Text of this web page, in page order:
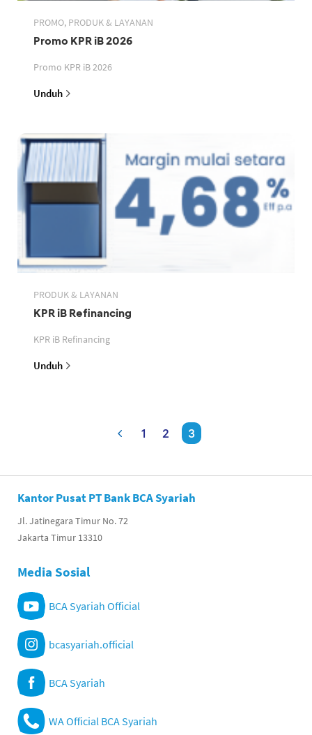
PROMO, PRODUK & LAYANAN
Promo KPR iB 2026
Promo KPR iB 2026
Unduh
PRODUK & LAYANAN
KPR iB Refinancing
KPR iB Refinancing
Unduh
1 2 3
Kantor Pusat PT Bank BCA Syariah
Jl. Jatinegara Timur No. 72
Jakarta Timur 13310
Media Sosial
BCA Syariah Official
bcasyariah.official
BCA Syariah
WA Official BCA Syariah